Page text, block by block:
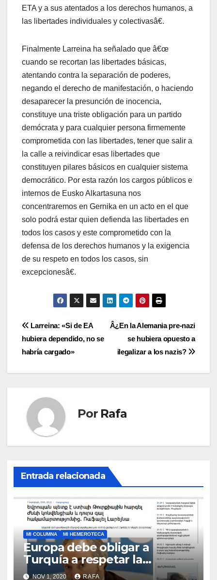
ETA y a sus atentados a los derechos humanos, a
las libertades individuales y colectivasâ€.
Finalmente Larreina ha señalado que â€œ
cuando se recortan las libertades básicas,
atentando contra la separación de poderes,
negando el derecho de manifestación, o haciendo
desaparecer la presunción de inocencia,
constituye una triste obligación para un partido
demócrata y para cualquier persona firmemente
comprometida con las libertades, tener que salir a
la calle a reivindicar esas libertades que
constituyen pilares básicos en cualquier sistema
democrático. Por esta razón los cargos públicos e
internos de Eusko Alkartasuna nos
concentraremos en Gernika en un acto en el que
solo podrá estar quien defienda las libertades en
todos los casos y este comprometido con la
defensa de los derechos humanos y la exigencia
de su respeto en todos los casos, sin
excepcionesâ€.
Navegación
de
entradas
Â¿En la Alemania pre-nazi
se hubiera opuesto a
ilegalizar a los nazis?
Larreina: «Si de EA
hubiera dependido, no se
habrí­a cargado»
Por Rafa
Entrada relacionada
MI COLUMNA MI HEMEROTECA
Europa debe obligar a
Turquí­a a respetar la
Convención de la ONU y
NOV 1, 2020 RAFA